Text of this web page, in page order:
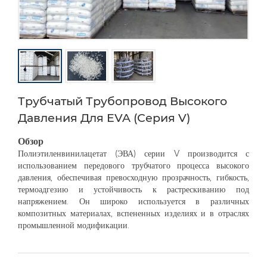
Трубчатый Трубопровод Высокого
Давления Для EVA (серия V)
Обзор
Полиэтиленвинилацетат (ЭВА) серии V производится с
использованием передового трубчатого процесса высокого
давления, обеспечивая превосходную прозрачность, гибкость,
термоадгезию и устойчивость к растрескиванию под
напряжением. Он широко используется в различных
композитных материалах, вспененных изделиях и в отраслях
промышленной модификации.